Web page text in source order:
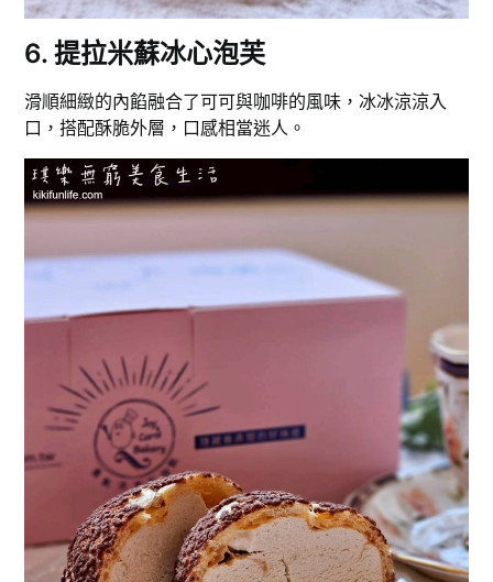
6. 提拉米蘇冰心泡芙
滑順細緻的內餡融合了可可與咖啡的風味，冰冰涼涼入
口，搭配酥脆外層，口感相當迷人。